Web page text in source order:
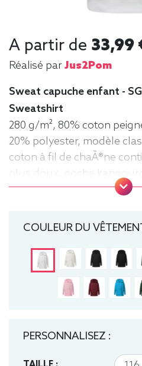
A partir de 33,99
Réalisé parJus2Pom
Sweat capuche enfant -
Sweatshirt
280 g/m², 80% coton
20% polyester, modèle
coton à fil de chaÃ®ne
plus doux, poche
cordon de serrage sur les
140 (9-10 ans), 152 (11-12
COULEUR DU
PERSONNALISEZ :